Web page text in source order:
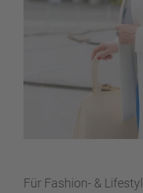
Für Fashion- &